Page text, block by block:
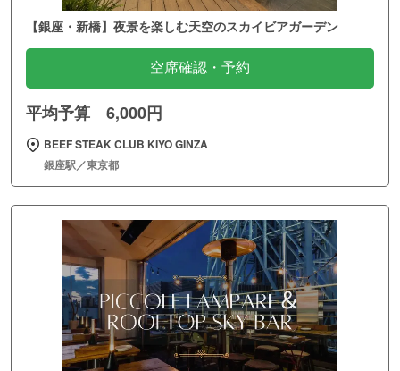
【銀座・新橋】夜景を楽しむ天空のスカイビアガーデン
空席確認・予約
平均予算 6,000円
BEEF STEAK CLUB KIYO GINZA
銀座駅／東京都